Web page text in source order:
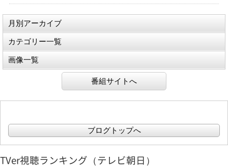
月別アーカイブ
カテゴリー一覧
画像一覧
番組サイトへ
ブログトップへ
TVer視聴ランキング（テレビ朝日）